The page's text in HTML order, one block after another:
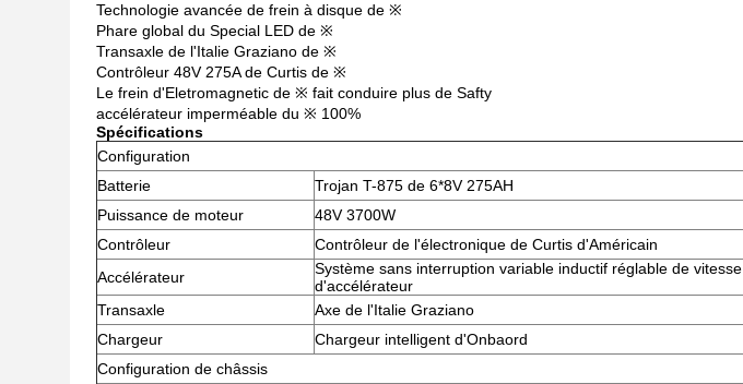
Technologie avancée de frein à disque de ※
Phare global du Special LED de ※
Transaxle de l'Italie Graziano de ※
Contrôleur 48V 275A de Curtis de ※
Le frein d'Eletromagnetic de ※ fait conduire plus de Safty
accélérateur imperméable du ※ 100%
Spécifications
Configuration
Batterie
Trojan T-875 de 6*8V 275AH
Puissance de moteur
48V 3700W
Contrôleur
Contrôleur de l'électronique de Curtis d'Américain
Accélérateur
Système sans interruption variable inductif réglable de vitesse
d'accélérateur
Transaxle
Axe de l'Italie Graziano
Chargeur
Chargeur intelligent d'Onbaord
Configuration de châssis